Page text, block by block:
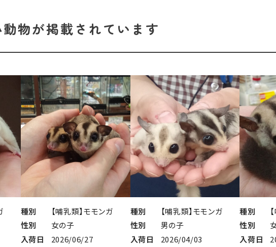
動物が掲載されています
種別
【哺乳類】モモンガ
性別
女の子
入荷日
2026/06/27
種別
【哺乳類】モモンガ
性別
男の子
入荷日
2026/04/03
種別
性別
入荷日